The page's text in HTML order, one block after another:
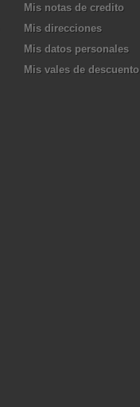
Mis notas de credito
Mis direcciones
Mis datos personales
Mis vales de descuento